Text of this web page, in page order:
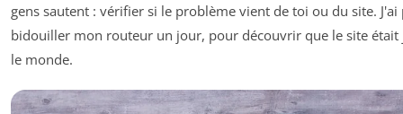
gens sautent : vérifier si le problème vient de toi ou du site. J'ai
bidouiller mon routeur un jour, pour découvrir que le site
le monde.